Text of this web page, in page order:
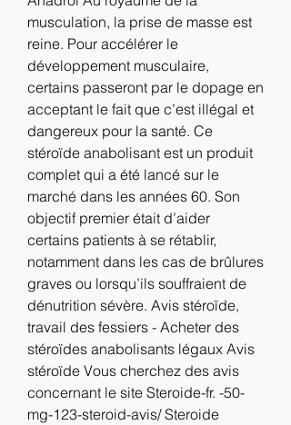
musculation, la prise de masse est
reine. Pour accélérer le
développement musculaire,
certains passeront par le dopage en
acceptant le fait que c’est illégal et
dangereux pour la santé. Ce
stéroïde anabolisant est un produit
complet qui a été lancé sur le
marché dans les années 60. Son
objectif premier était d’aider
certains patients à se rétablir,
notamment dans les cas de brûlures
graves ou lorsqu’ils souffraient de
dénutrition sévère. Avis stéroïde,
travail des fessiers - Acheter des
stéroïdes anabolisants légaux Avis
stéroïde Vous cherchez des avis
concernant le site Steroide-fr. -50-
mg-123-steroid-avis/ Steroide